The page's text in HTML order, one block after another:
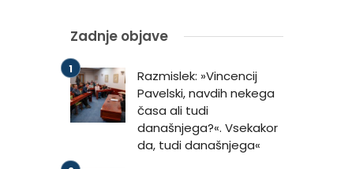
Zadnje objave
Razmislek: »Vincencij
Pavelski, navdih nekega
časa ali tudi
današnjega?«. Vsekakor
da, tudi današnjega«